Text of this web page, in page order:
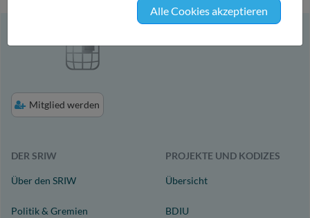
Mitglied werden
DER SRIW
Über den SRIW
Politik & Gremien
PROJEKTE UND KODIZES
Übersicht
BDIU
Alle Cookies akzeptieren